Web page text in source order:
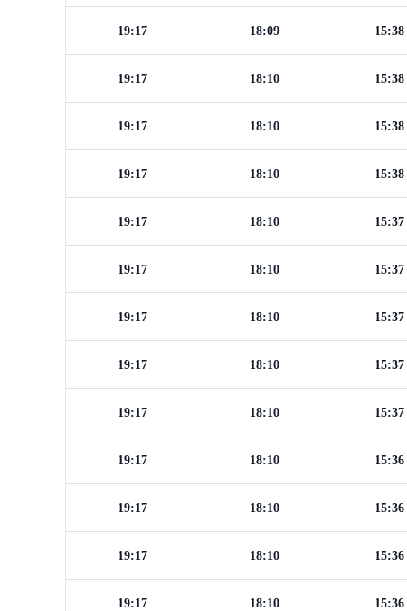
15:38
18:09
19:17
15:38
18:10
19:17
15:38
18:10
19:17
15:38
18:10
19:17
15:37
18:10
19:17
15:37
18:10
19:17
15:37
18:10
19:17
15:37
18:10
19:17
15:37
18:10
19:17
15:36
18:10
19:17
15:36
18:10
19:17
15:36
18:10
19:17
15:36
18:10
19:17